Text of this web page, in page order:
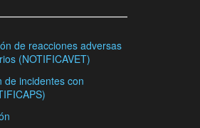
de reacciones adversas
(NOTIFICAVET)
de incidentes con